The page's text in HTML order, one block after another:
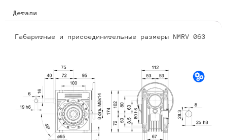
Детали
Габаритные и присоединительные размеры NMRV 063